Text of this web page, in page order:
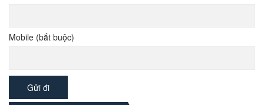
Mobile (bắt buộc)